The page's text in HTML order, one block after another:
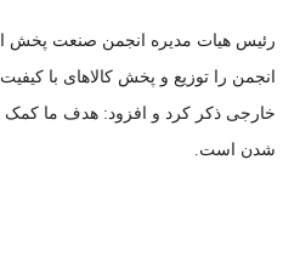
رئیس هیات مدیره انجمن صنعت پخش
انجمن را توزیع و پخش کالاهای با
خارجی ذکر کرد و افزود: هدف ما کمک به
شدن است.